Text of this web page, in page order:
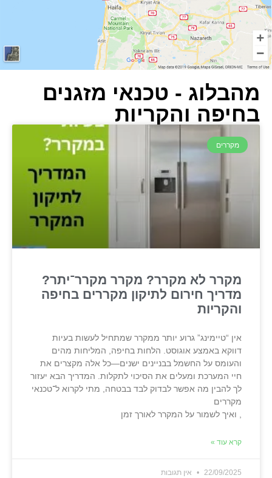
מהבלוג - טכנאי מזגנים
בחיפה והקריות
מקררים
מקרר לא מקרר? מקרר מקרר־יתר?
מדריך חירום לתיקון מקררים בחיפה
והקריות
אין “טיימינג” גרוע יותר ממקרר שמתחיל לעשות בעיות
דווקא באמצע אוגוסט. הלחות בחיפה, המליחות מהים
והעומס על החשמל בבניינים ישנים—כל אלה מקצרים את
חיי המערכת ומעלים את הסיכוי לתקלות. המדריך הבא יעזור
לך להבין מה אפשר לבדוק לבד בבטחה, מתי לקרוא ל־טכנאי
מקררים
, ואיך לשמור על המקרר לאורך זמן
קרא עוד »
22/09/2025 אין תגובות